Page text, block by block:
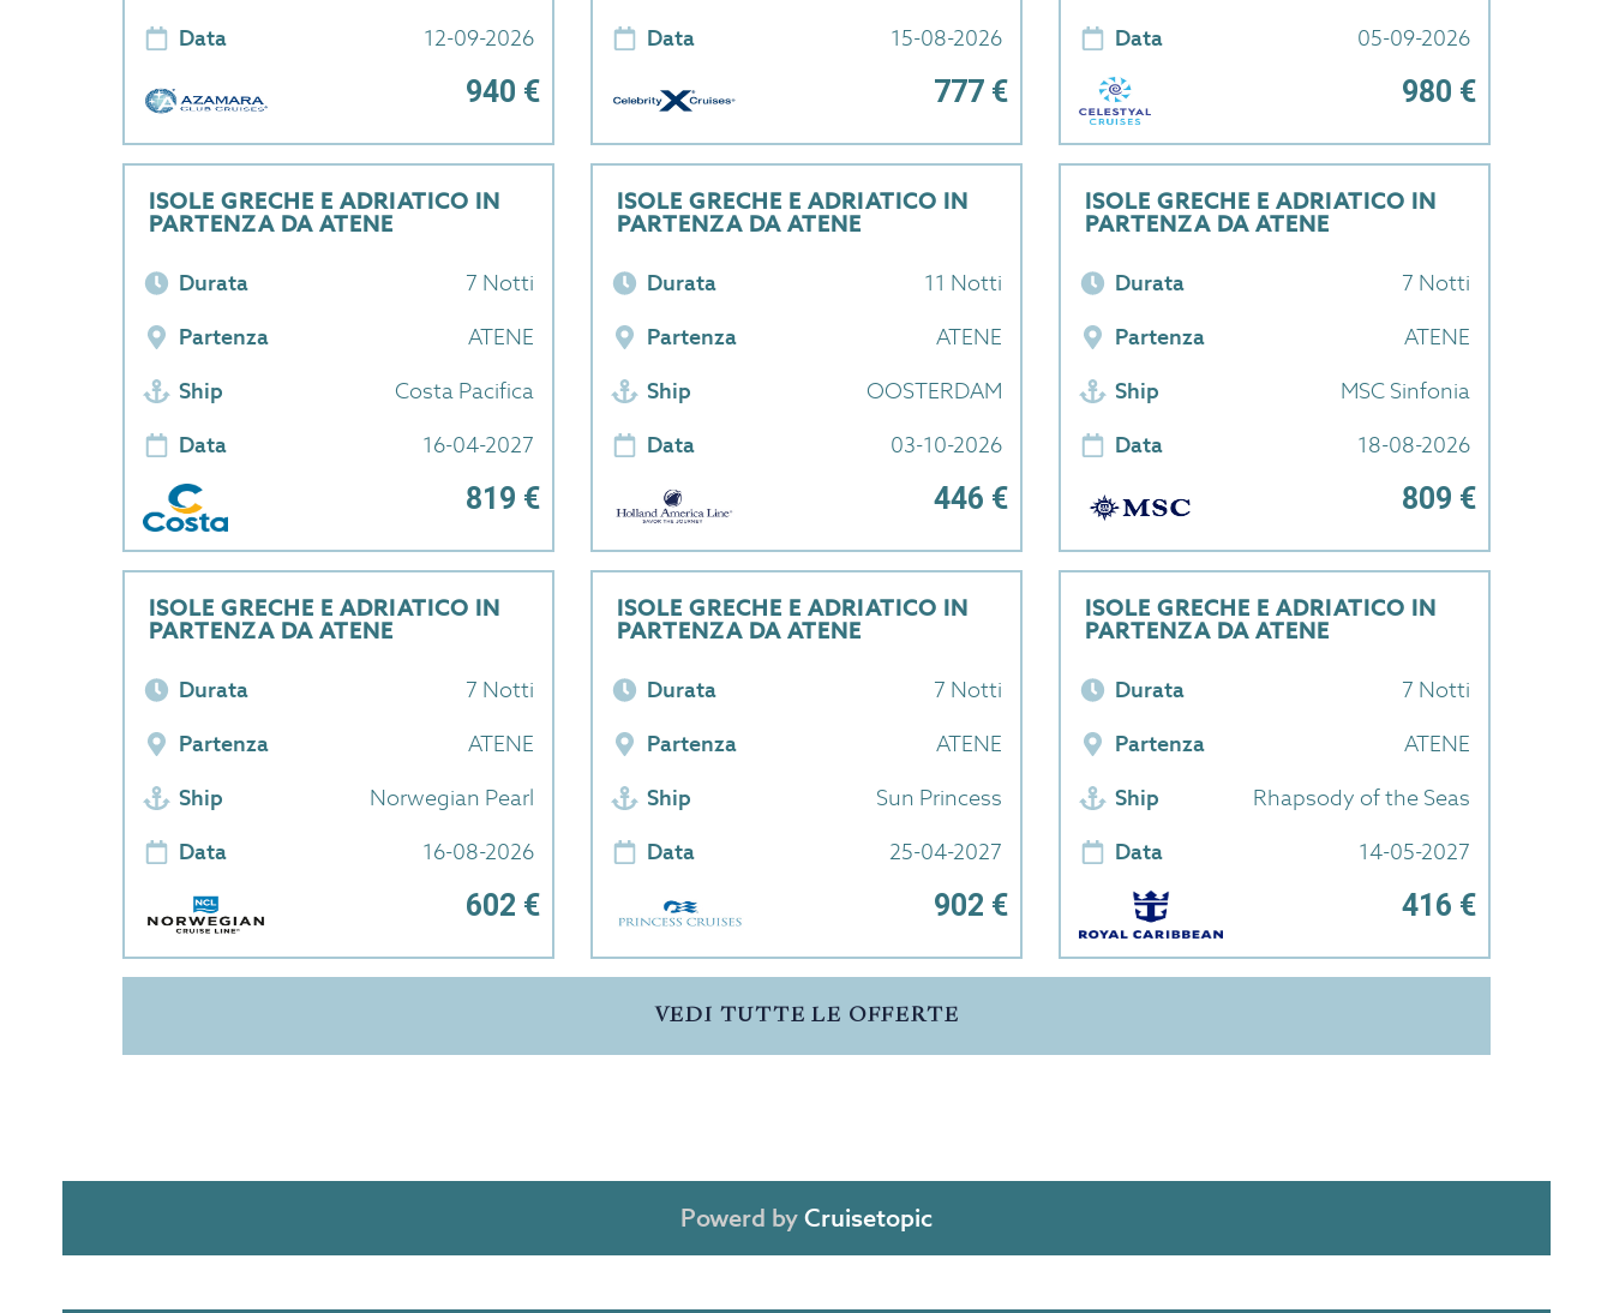
Data
12-09-2026
940 €
Data
15-08-2026
777 €
Data
05-09-2026
980 €
ISOLE GRECHE E ADRIATICO IN
PARTENZA DA ATENE
Durata
7 Notti
Partenza
ATENE
Ship
Costa Pacifica
Data
16-04-2027
819 €
ISOLE GRECHE E ADRIATICO IN
PARTENZA DA ATENE
Durata
11 Notti
Partenza
ATENE
Ship
OOSTERDAM
Data
03-10-2026
446 €
ISOLE GRECHE E ADRIATICO IN
PARTENZA DA ATENE
Durata
7 Notti
Partenza
ATENE
Ship
MSC Sinfonia
Data
18-08-2026
809 €
ISOLE GRECHE E ADRIATICO IN
PARTENZA DA ATENE
Durata
7 Notti
Partenza
ATENE
Ship
Norwegian Pearl
Data
16-08-2026
602 €
ISOLE GRECHE E ADRIATICO IN
PARTENZA DA ATENE
Durata
7 Notti
Partenza
ATENE
Ship
Sun Princess
Data
25-04-2027
902 €
ISOLE GRECHE E ADRIATICO IN
PARTENZA DA ATENE
Durata
7 Notti
Partenza
ATENE
Ship
Rhapsody of the Seas
Data
14-05-2027
416 €
VEDI TUTTE LE OFFERTE
Powerd byCruisetopic